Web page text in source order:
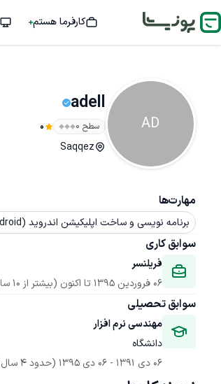
کارفرما هستم
AD
adell
سطح ۰ 0
Saqqez
مهارت‌ها
برنامه نویسی و ساخت اپلیکیشن اندروید (Android)
سوابق کاری
فریلنسر
06 فروردین 1395
تا اکنون (بیشتر از 10 سال)
سوابق تحصیلی
مهندسی نرم افزار
دانشگاه
06 دی 1391
- 06 دی 1395 (حدود 4 سال)